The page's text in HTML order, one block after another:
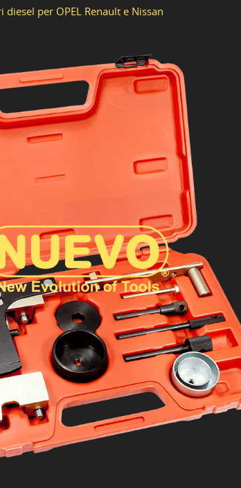
per OPEL Renault e Nissan